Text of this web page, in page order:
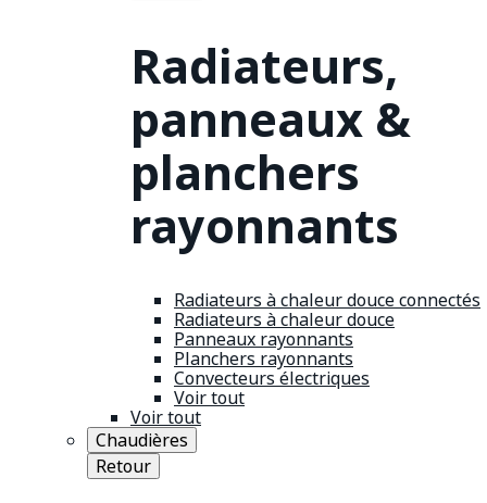
Radiateurs,
panneaux &
planchers
rayonnants
Radiateurs à chaleur douce connectés
Radiateurs à chaleur douce
Panneaux rayonnants
Planchers rayonnants
Convecteurs électriques
Voir tout
Voir tout
Chaudières
Retour